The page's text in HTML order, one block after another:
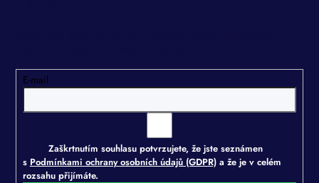
E-mail
Zaškrtnutím souhlasu potvrzujete, že jste seznámen
s Podmínkami ochrany osobních údajů (GDPR)a že je v celém
rozsahu přijímáte.